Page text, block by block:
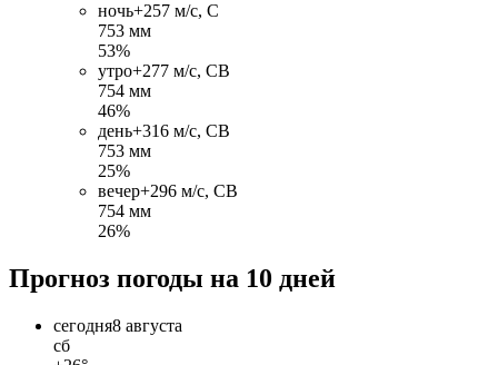
ночь+257 м/c, С
753 мм
53%
утро+277 м/c, СВ
754 мм
46%
день+316 м/c, СВ
753 мм
25%
вечер+296 м/c, СВ
754 мм
26%
Прогноз погоды на 10 дней
сегодня8 августа
сб